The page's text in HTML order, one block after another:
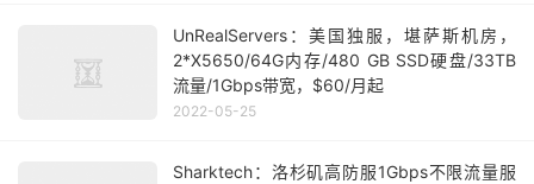
UnRealServers：美国独服，堪萨斯机房，
2*X5650/64G内存/480 GB SSD硬盘/33TB
流量/1Gbps带宽，$60/月起
2022-05-25
Sharktech：洛杉矶高防服1Gbps不限流量服